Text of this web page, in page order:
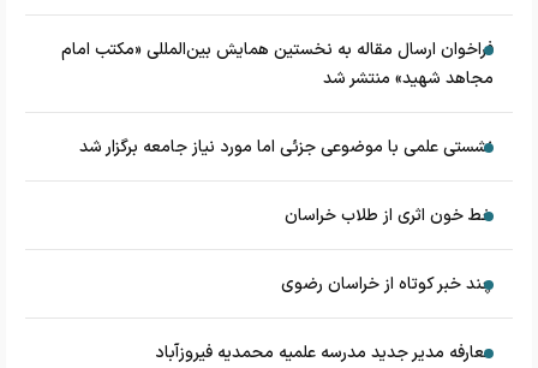
فراخوان ارسال مقاله به نخستین همایش بین‌المللی «مکتب امام
مجاهد شهید» منتشر شد
نشستی علمی با موضوعی جزئی اما مورد نیاز جامعه برگزار شد
خط خون اثری از طلاب خراسان
چند خبر کوتاه از خراسان رضوی
معارفه مدیر جدید مدرسه علمیه محمدیه فیروزآباد